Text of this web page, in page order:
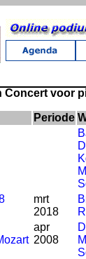
Concert voor
Periode
mrt
2018
apr
2008